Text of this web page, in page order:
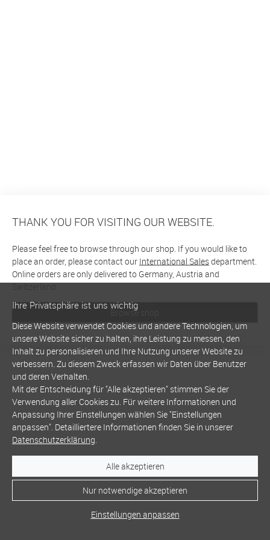
THANK YOU FOR VISITING OUR WEBSITE.
Please feel free to browse through our shop. If you would like to
place an order, please contact our International Salesdepartment.
Online orders are only delivered to Germany, Austria and
Switzerland
Browse shop
Ihre Privatsphäre ist uns wichtig
Diese Website verwendet Cookies und andere Technologien, um
unsere Website sicher zu halten, ihre Leistung zu messen, den
Inhalt zu personalisieren und Ihre Nutzung unserer Website zu
verbessern. Zu diesem Zweck erfassen wir Daten über Benutzer
und deren Verhalten.
Mit der Entscheidung für "Alle akzeptieren" stimmen Sie der
Verwendung aller Cookies zu. Für weitere Informationen und
Anpassung Ihrer Einstellungen wählen Sie "Einstellungen
anpassen". Detailliertere Informationen finden Sie in unserer
Datenschutzerklärung.
Alle akzeptieren
Nur notwendige akzeptieren
Einstellungen anpassen